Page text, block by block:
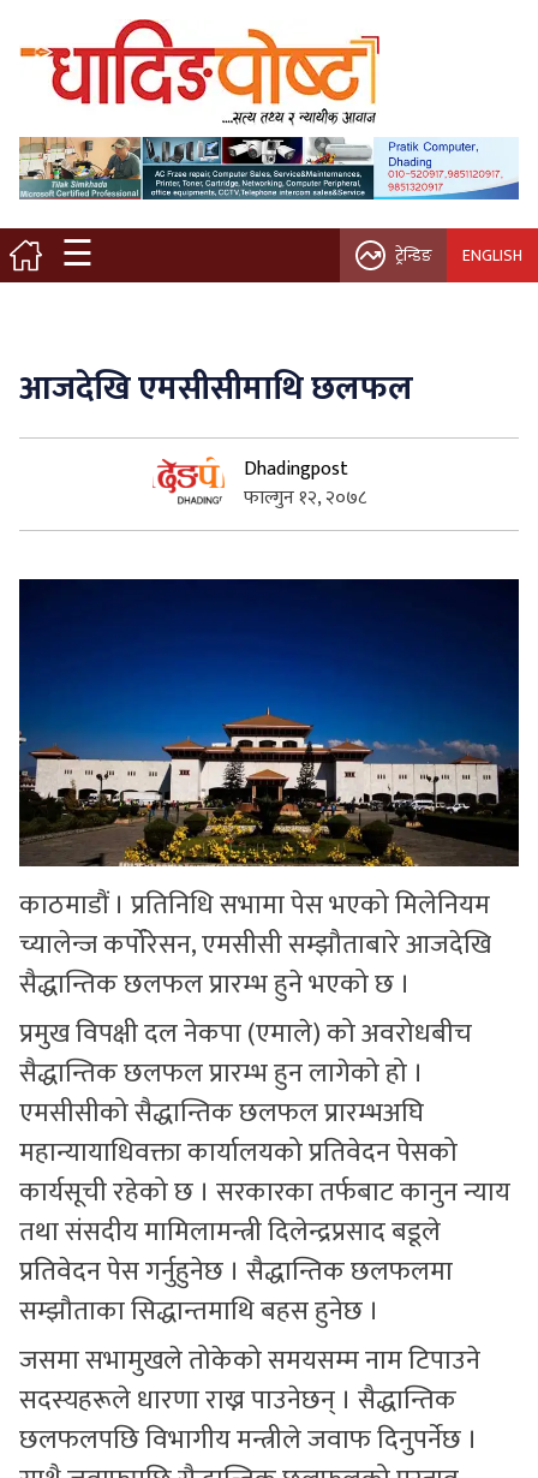
☰
मुख्य पृष्ठ
स्थानीय समाचार
विचार / ब्लग
नगर/गाउँ पालिका
प्रवास
सुचनाहरु
ट्रेन्डिङ ENGLISH
आजदेखि एमसीसीमाथि छलफल
Dhadingpost
फाल्गुन १२, २०७८
काठमाडौं । प्रतिनिधि सभामा पेस भएको मिलेनियम
च्यालेन्ज कर्पोरेसन, एमसीसी सम्झौताबारे आजदेखि
सैद्धान्तिक छलफल प्रारम्भ हुने भएको छ ।
प्रमुख विपक्षी दल नेकपा (एमाले) को अवरोधबीच
सैद्धान्तिक छलफल प्रारम्भ हुन लागेको हो ।
एमसीसीको सैद्धान्तिक छलफल प्रारम्भअघि
महान्यायाधिवक्ता कार्यालयको प्रतिवेदन पेसको
कार्यसूची रहेको छ । सरकारका तर्फबाट कानुन न्याय
तथा संसदीय मामिलामन्त्री दिलेन्द्रप्रसाद बडूले
प्रतिवेदन पेस गर्नुहुनेछ । सैद्धान्तिक छलफलमा
सम्झौताका सिद्धान्तमाथि बहस हुनेछ ।
जसमा सभामुखले तोकेको समयसम्म नाम टिपाउने
सदस्यहरूले धारणा राख्न पाउनेछन् । सैद्धान्तिक
छलफलपछि विभागीय मन्त्रीले जवाफ दिनुपर्नेछ ।